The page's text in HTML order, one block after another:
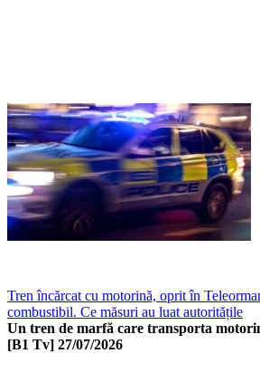
Tren încărcat cu motorină, oprit în
combustibil. Ce măsuri au luat autoritățile
Un tren de marfă care transporta
[B1 Tv] 27/07/2026